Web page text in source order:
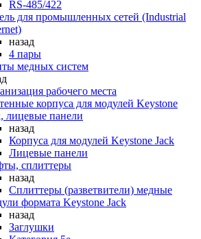
RS-485/422
для промышленных сетей (Industrial
назад
4 пары
медных систем
рабочего места
корпуса для модулей Keystone
лицевые панели
назад
Корпуса для модулей Keystone Jack
Лицевые панели
сплиттеры
назад
Сплиттеры (разветвители) медные
формата Keystone Jack
назад
Заглушки